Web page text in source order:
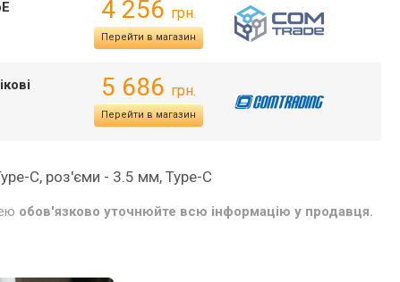
4 256 грн.
Перейти в магазин
5 686 грн.
Перейти в магазин
C, роз'єми - 3.5 мм, Type-C
обов'язково уточнюйте всю інформацію у продавця.